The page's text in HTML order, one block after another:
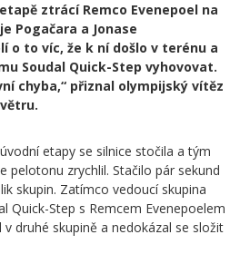
ztrácí Remco Evenepoel na
Pogačara a Jonase
o to víc, že k ní došlo v terénu a
Soudal Quick-Step vyhovovat.
chyba,“ přiznal olympijský vítěz
etapy se silnice stočila a tým
pelotonu zrychlil. Stačilo pár sekund
skupin. Zatímco vedoucí skupina
Quick-Step s Remcem Evenepoelem
druhé skupině a nedokázal se složit